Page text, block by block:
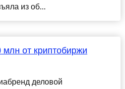
из об...
млн от криптобиржи
деловой